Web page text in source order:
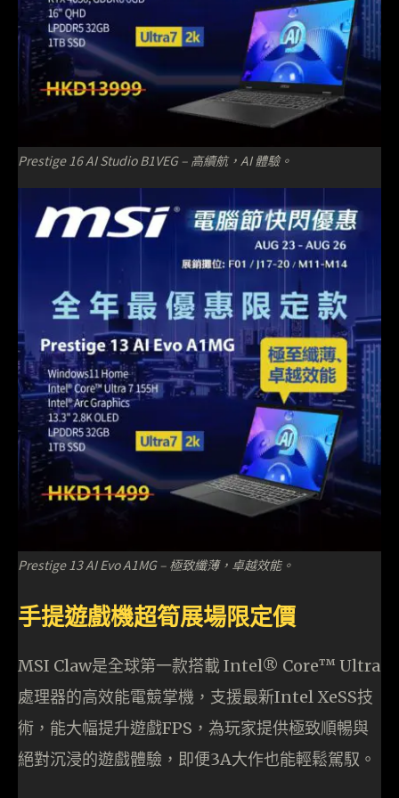
Prestige 16 AI Studio B1VEG – 高續航，AI 體驗。
Prestige 13 AI Evo A1MG – 極致纖薄，卓越效能。
手提遊戲機超筍展場限定價
MSI Claw是全球第一款搭載 Intel® Core™ Ultra
處理器的高效能電競掌機，支援最新Intel XeSS技
術，能大幅提升遊戲FPS，為玩家提供極致順暢與
絕對沉浸的遊戲體驗，即便3A大作也能輕鬆駕馭。